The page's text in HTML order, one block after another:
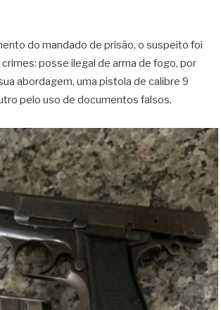
do mandado de prisão, o suspeito foi
posse ilegal de arma de fogo, por
abordagem, uma pistola de calibre 9
pelo uso de documentos falsos.